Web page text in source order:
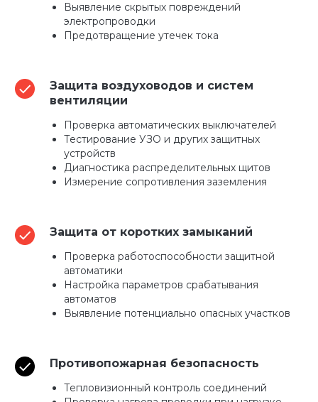
Выявление скрытых повреждений
электропроводки
Предотвращение утечек тока
Защита воздуховодов и систем
вентиляции
Проверка автоматических выключателей
Тестирование УЗО и других защитных
устройств
Диагностика распределительных щитов
Измерение сопротивления заземления
Защита от коротких замыканий
Проверка работоспособности защитной
автоматики
Настройка параметров срабатывания
автоматов
Выявление потенциально опасных участков
Противопожарная безопасность
Тепловизионный контроль соединений